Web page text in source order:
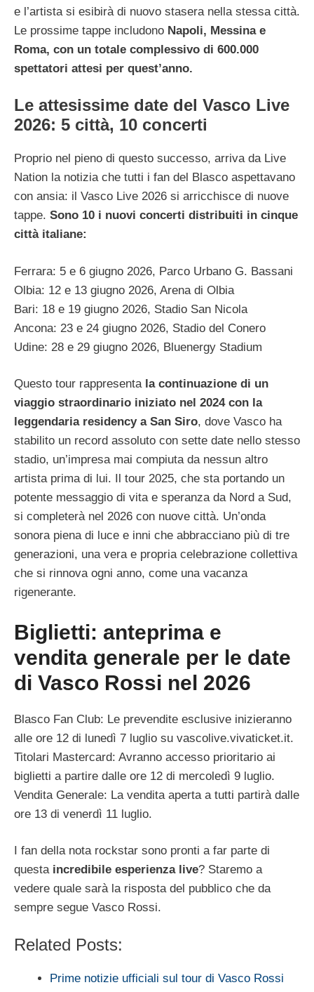
e l’artista si esibirà di nuovo stasera nella stessa città.
Le prossime tappe includono Napoli, Messina e
Roma, con un totale complessivo di 600.000
spettatori attesi per quest’anno.
Le attesissime date del Vasco Live
2026: 5 città, 10 concerti
Proprio nel pieno di questo successo, arriva da Live
Nation la notizia che tutti i fan del Blasco aspettavano
con ansia: il Vasco Live 2026 si arricchisce di nuove
tappe. Sono 10 i nuovi concerti distribuiti in cinque
città italiane:
Ferrara: 5 e 6 giugno 2026, Parco Urbano G. Bassani
Olbia: 12 e 13 giugno 2026, Arena di Olbia
Bari: 18 e 19 giugno 2026, Stadio San Nicola
Ancona: 23 e 24 giugno 2026, Stadio del Conero
Udine: 28 e 29 giugno 2026, Bluenergy Stadium
Questo tour rappresenta la continuazione di un
viaggio straordinario iniziato nel 2024 con la
leggendaria residency a San Siro, dove Vasco ha
stabilito un record assoluto con sette date nello stesso
stadio, un’impresa mai compiuta da nessun altro
artista prima di lui. Il tour 2025, che sta portando un
potente messaggio di vita e speranza da Nord a Sud,
si completerà nel 2026 con nuove città. Un’onda
sonora piena di luce e inni che abbracciano più di tre
generazioni, una vera e propria celebrazione collettiva
che si rinnova ogni anno, come una vacanza
rigenerante.
Biglietti: anteprima e
vendita generale per le date
di Vasco Rossi nel 2026
Blasco Fan Club: Le prevendite esclusive inizieranno
alle ore 12 di lunedì 7 luglio su vascolive.vivaticket.it.
Titolari Mastercard: Avranno accesso prioritario ai
biglietti a partire dalle ore 12 di mercoledì 9 luglio.
Vendita Generale: La vendita aperta a tutti partirà dalle
ore 13 di venerdì 11 luglio.
I fan della nota rockstar sono pronti a far parte di
questa incredibile esperienza live? Staremo a
vedere quale sarà la risposta del pubblico che da
sempre segue Vasco Rossi.
Related Posts:
Prime notizie ufficiali sul tour di Vasco Rossi